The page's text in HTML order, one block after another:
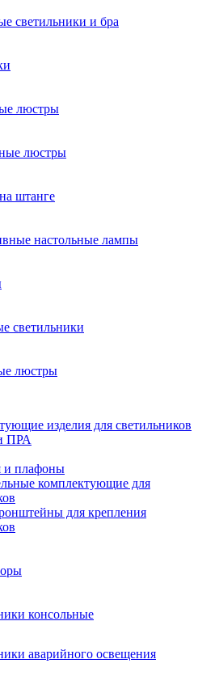
светильники и бра
люстры
люстры
штанге
настольные лампы
светильники
люстры
изделия для светильников
ПРА
и плафоны
комплектующие для
для крепления
консольные
аварийного освещения